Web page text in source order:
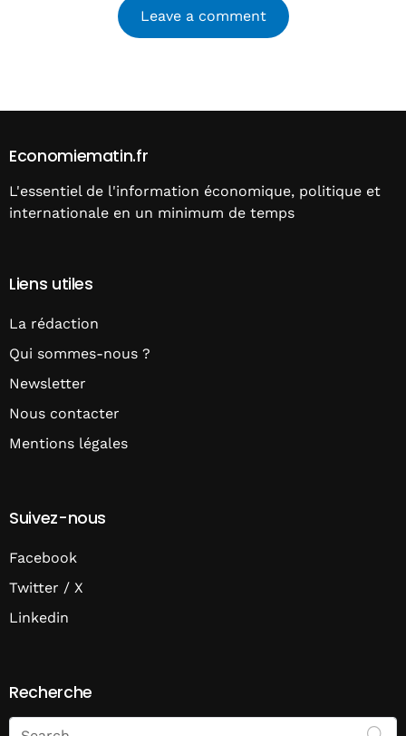
Economiematin.fr
L'essentiel de l'information économique, politique et
internationale en un minimum de temps
Liens utiles
La rédaction
Qui sommes-nous ?
Newsletter
Nous contacter
Mentions légales
Suivez-nous
Facebook
Twitter / X
Linkedin
Recherche
Search